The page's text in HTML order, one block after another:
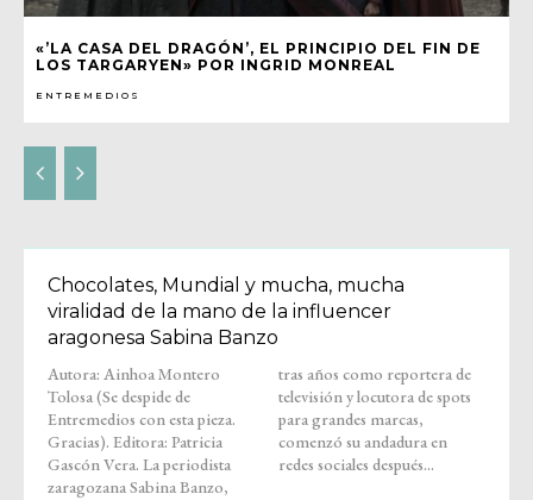
«’LA CASA DEL DRAGÓN’, EL PRINCIPIO DEL FIN DE
LOS TARGARYEN» POR INGRID MONREAL
ENTREMEDIOS
Chocolates, Mundial y mucha, mucha
viralidad de la mano de la influencer
aragonesa Sabina Banzo
Autora: Ainhoa Montero
Tolosa (Se despide de
Entremedios con esta pieza.
Gracias). Editora: Patricia
Gascón Vera. La periodista
zaragozana Sabina Banzo,
tras años como reportera de
televisión y locutora de spots
para grandes marcas,
comenzó su andadura en
redes sociales después...